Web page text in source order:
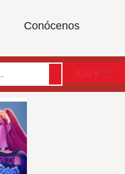
Conócenos
0,00 €